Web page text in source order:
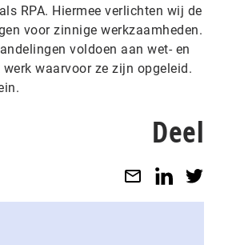
RPA. Hiermee verlichten wij de
voor zinnige werkzaamheden.
voldoen aan wet- en
waarvoor ze zijn opgeleid.
Deel